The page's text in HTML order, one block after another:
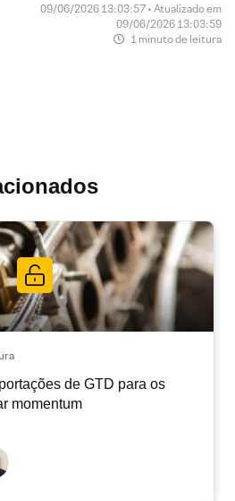
09/06/2026 13:03:57 • Atualizado em
09/06/2026 13:03:59
1 minuto de leitura
de GTD para os
momentum